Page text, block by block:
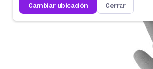
cambiar ubicación cerrar